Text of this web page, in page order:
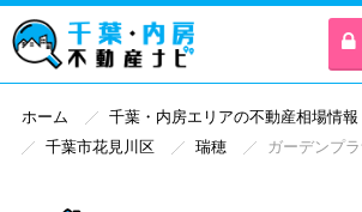
ホーム
千葉・内房エリアの不動産相場情報
千葉市花見川区
瑞穂 ガーデンプ